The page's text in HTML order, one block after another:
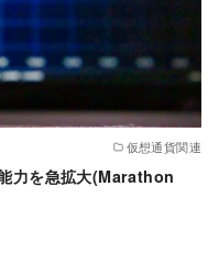
仮想通貨関連
力を急拡大(Marathon